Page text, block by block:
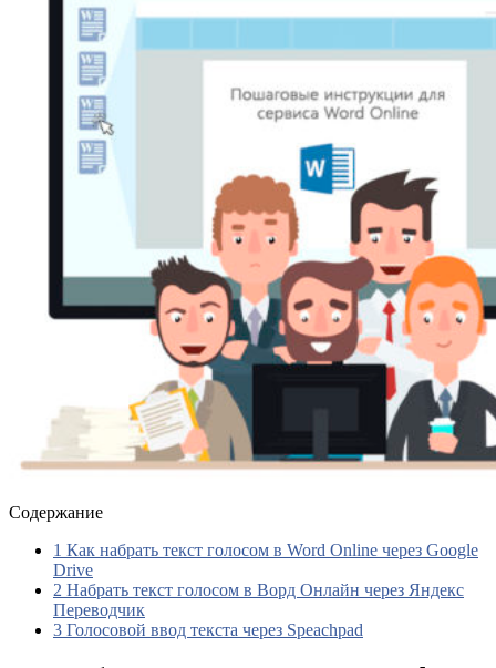
Содержание
1 Как набрать текст голосом в Word Online через Google
Drive
2 Набрать текст голосом в Ворд Онлайн через Яндекс
Переводчик
3 Голосовой ввод текста через Speachpad